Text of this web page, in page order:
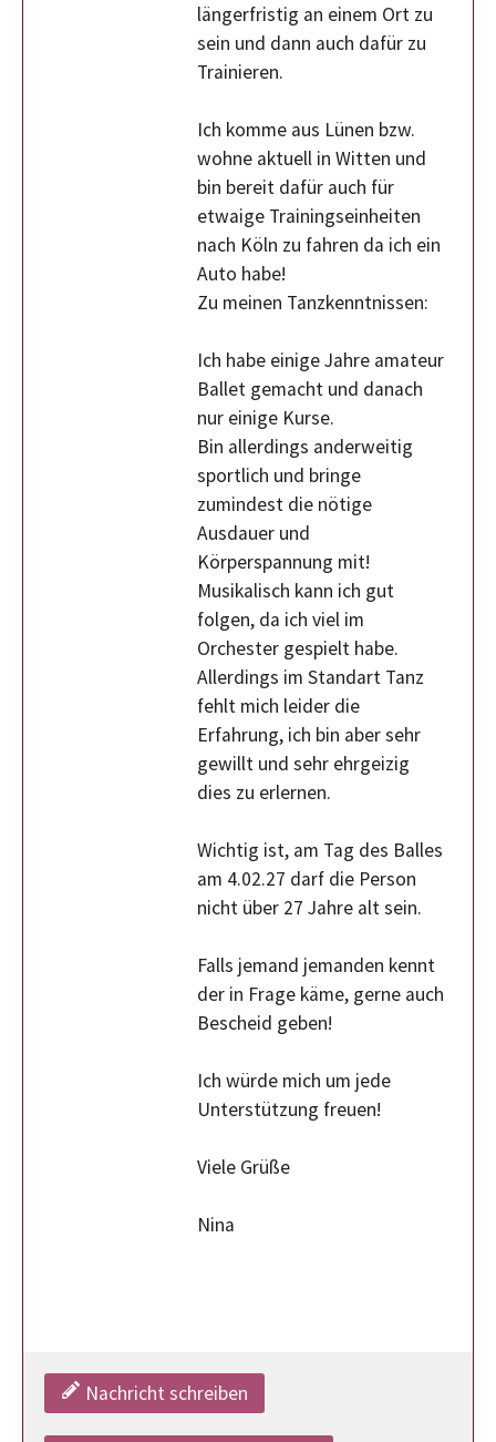
längerfristig an einem Ort zu
sein und dann auch dafür zu
Trainieren.
Ich komme aus Lünen bzw.
wohne aktuell in Witten und
bin bereit dafür auch für
etwaige Trainingseinheiten
nach Köln zu fahren da ich ein
Auto habe!
Zu meinen Tanzkenntnissen:
Ich habe einige Jahre amateur
Ballet gemacht und danach
nur einige Kurse.
Bin allerdings anderweitig
sportlich und bringe
zumindest die nötige
Ausdauer und
Körperspannung mit!
Musikalisch kann ich gut
folgen, da ich viel im
Orchester gespielt habe.
Allerdings im Standart Tanz
fehlt mich leider die
Erfahrung, ich bin aber sehr
gewillt und sehr ehrgeizig
dies zu erlernen.
Wichtig ist, am Tag des Balles
am 4.02.27 darf die Person
nicht über 27 Jahre alt sein.
Falls jemand jemanden kennt
der in Frage käme, gerne auch
Bescheid geben!
Ich würde mich um jede
Unterstützung freuen!
Viele Grüße
Nina
Nachricht schreiben